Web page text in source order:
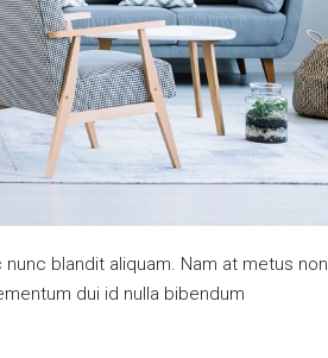
blandit aliquam. Nam at metus non
dui id nulla bibendum